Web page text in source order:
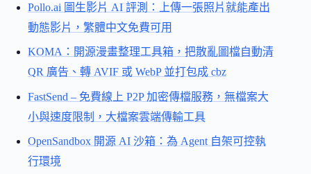
Pollo.ai 圖生影片 AI 評測：上傳一張照片就能產出
動態影片，繁體中文免費可用
KOMA：開源漫畫整理工具箱，把散亂圖檔自動清
QR 廣告、轉 AVIF 或 WebP 並打包成 cbz
FastSend – 免費線上 P2P 加密傳檔服務，無檔案大
小與速度限制，大檔案雲端傳輸工具
OpenSandbox 開源 AI 沙箱：為 Agent 自架可控執
行環境